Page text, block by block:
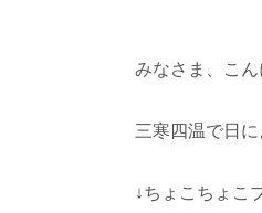
みなさま、こん
三寒四温で日
↓ちょこちょこ